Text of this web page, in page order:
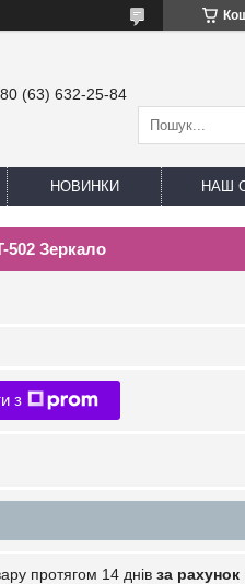
(63) 632-25-84
НОВИНКИ НАШ
502 Зеркало
з
протягом 14 днів за рахунок